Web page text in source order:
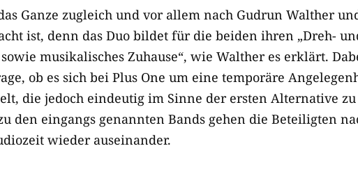
Ganze zugleich und vor allem nach Gudrun Walther
ist, denn das Duo bildet für die beiden ihren „Dreh-
musikalisches Zuhause“, wie Walther es erklärt.
ob es sich bei Plus One um eine temporäre
die jedoch eindeutig im Sinne der ersten Alternative
den eingangs genannten Bands gehen die Beteiligten
wieder auseinander.